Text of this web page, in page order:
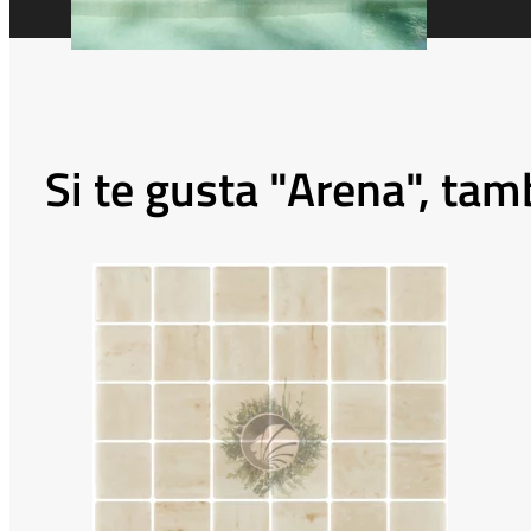
Si te gusta "Arena",